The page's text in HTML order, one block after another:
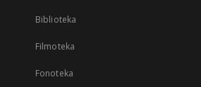
Biblioteka
Filmoteka
Fonoteka